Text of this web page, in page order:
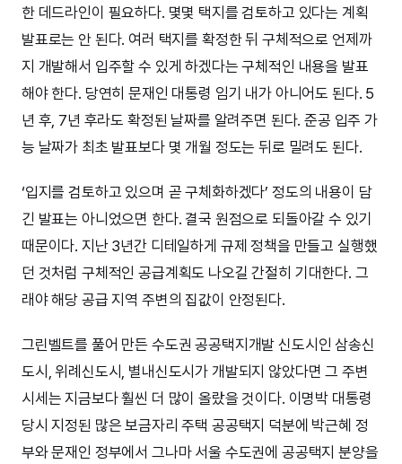
한 데드라인이 필요하다. 몇몇 택지를 검토하고 있다는 계획
발표로는 안 된다. 여러 택지를 확정한 뒤 구체적으로 언제까
지 개발해서 입주할 수 있게 하겠다는 구체적인 내용을 발표
해야 한다. 당연히 문재인 대통령 임기 내가 아니어도 된다. 5
년 후, 7년 후라도 확정된 날짜를 알려주면 된다. 준공 입주 가
능 날짜가 최초 발표보다 몇 개월 정도는 뒤로 밀려도 된다.
‘입지를 검토하고 있으며 곧 구체화하겠다’ 정도의 내용이 담
긴 발표는 아니었으면 한다. 결국 원점으로 되돌아갈 수 있기
때문이다. 지난 3년간 디테일하게 규제 정책을 만들고 실행했
던 것처럼 구체적인 공급계획도 나오길 간절히 기대한다. 그
래야 해당 공급 지역 주변의 집값이 안정된다.
그린벨트를 풀어 만든 수도권 공공택지개발 신도시인 삼송신
도시, 위례신도시, 별내신도시가 개발되지 않았다면 그 주변
시세는 지금보다 훨씬 더 많이 올랐을 것이다. 이명박 대통령
당시 지정된 많은 보금자리 주택 공공택지 덕분에 박근혜 정
부와 문재인 정부에서 그나마 서울 수도권에 공공택지 분양을